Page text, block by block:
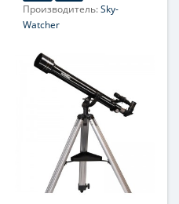
Производитель:Sky-
Watcher
Диаметр главного зеркала
(апертура), мм:
Фокусное расстояние, мм:
Максимальное полезное
увеличение, крат: